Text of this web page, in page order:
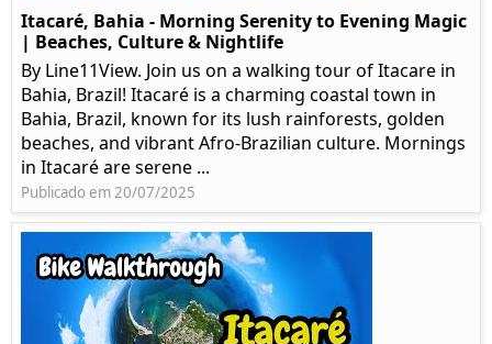
Itacaré, Bahia - Morning Serenity to Evening Magic
| Beaches, Culture & Nightlife
By Line11View. Join us on a walking tour of Itacare in
Bahia, Brazil! Itacaré is a charming coastal town in
Bahia, Brazil, known for its lush rainforests, golden
beaches, and vibrant Afro-Brazilian culture. Mornings
in Itacaré are serene ...
Publicado em 20/07/2025